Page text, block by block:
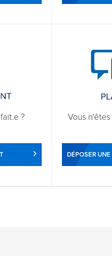
? Vous
DÉPOSER